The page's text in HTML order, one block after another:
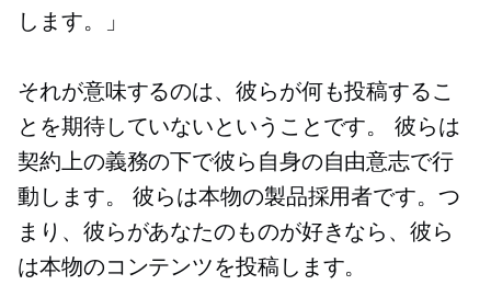
します。」
それが意味するのは、彼らが何も投稿するこ
とを期待していないということです。 彼らは
契約上の義務の下で彼ら自身の自由意志で行
動します。 彼らは本物の製品採用者です。つ
まり、彼らがあなたのものが好きなら、彼ら
は本物のコンテンツを投稿します。